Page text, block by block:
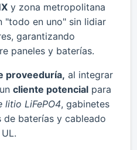
y zona metropolitana
"todo en uno" sin lidiar
garantizando
paneles y baterías.
proveeduría, al integrar
cliente potencial para
litio LiFePO4, gabinetes
de baterías y cableado